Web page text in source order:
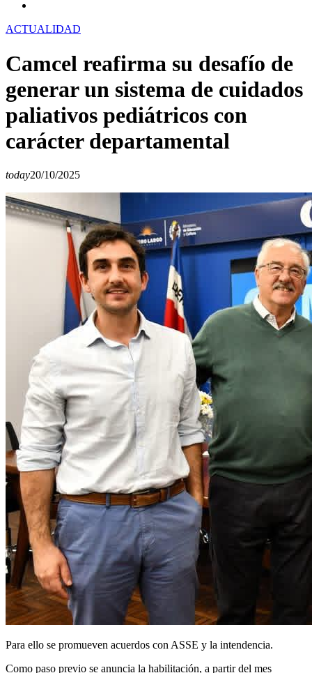
ACTUALIDAD
Camcel reafirma su desafío de
generar un sistema de cuidados
paliativos pediátricos con
carácter departamental
today20/10/2025
Para ello se promueven acuerdos con ASSE y la intendencia.
Como paso previo se anuncia la habilitación, a partir del mes